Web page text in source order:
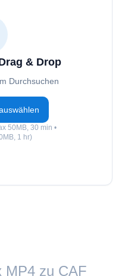
& Drop
Durchsuchen
50MB, 30 min •
1 hr)
⁦MP4⁩ zu ⁦CAF⁩